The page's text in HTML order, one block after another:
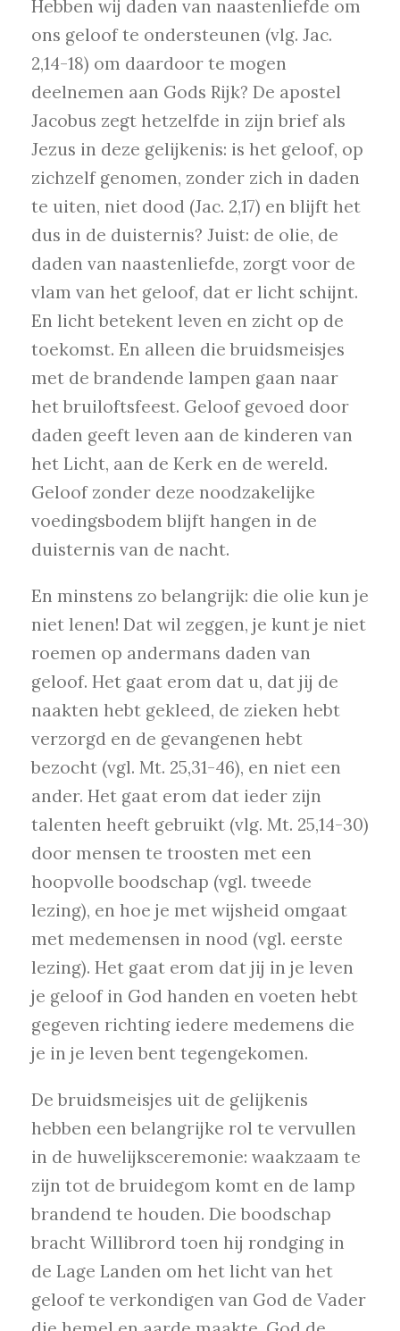
Hebben wij daden van naastenliefde om
ons geloof te ondersteunen (vlg. Jac.
2,14-18) om daardoor te mogen
deelnemen aan Gods Rijk? De apostel
Jacobus zegt hetzelfde in zijn brief als
Jezus in deze gelijkenis: is het geloof, op
zichzelf genomen, zonder zich in daden
te uiten, niet dood (Jac. 2,17) en blijft het
dus in de duisternis? Juist: de olie, de
daden van naastenliefde, zorgt voor de
vlam van het geloof, dat er licht schijnt.
En licht betekent leven en zicht op de
toekomst. En alleen die bruidsmeisjes
met de brandende lampen gaan naar
het bruiloftsfeest. Geloof gevoed door
daden geeft leven aan de kinderen van
het Licht, aan de Kerk en de wereld.
Geloof zonder deze noodzakelijke
voedingsbodem blijft hangen in de
duisternis van de nacht.
En minstens zo belangrijk: die olie kun je
niet lenen! Dat wil zeggen, je kunt je niet
roemen op andermans daden van
geloof. Het gaat erom dat u, dat jij de
naakten hebt gekleed, de zieken hebt
verzorgd en de gevangenen hebt
bezocht (vgl. Mt. 25,31-46), en niet een
ander. Het gaat erom dat ieder zijn
talenten heeft gebruikt (vlg. Mt. 25,14-30)
door mensen te troosten met een
hoopvolle boodschap (vgl. tweede
lezing), en hoe je met wijsheid omgaat
met medemensen in nood (vgl. eerste
lezing). Het gaat erom dat jij in je leven
je geloof in God handen en voeten hebt
gegeven richting iedere medemens die
je in je leven bent tegengekomen.
De bruidsmeisjes uit de gelijkenis
hebben een belangrijke rol te vervullen
in de huwelijksceremonie: waakzaam te
zijn tot de bruidegom komt en de lamp
brandend te houden. Die boodschap
bracht Willibrord toen hij rondging in
de Lage Landen om het licht van het
geloof te verkondigen van God de Vader